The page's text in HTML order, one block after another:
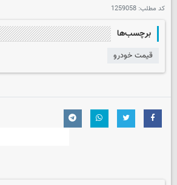
کد مطلب: 1259058
برچسب‌ها
قیمت خودرو